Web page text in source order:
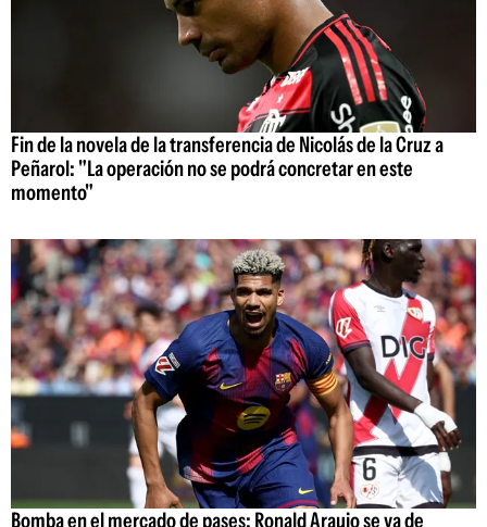
Fin de la novela de la transferencia de Nicolás de la Cruz a
Peñarol: "La operación no se podrá concretar en este
momento"
Bomba en el mercado de pases: Ronald Araujo se va de